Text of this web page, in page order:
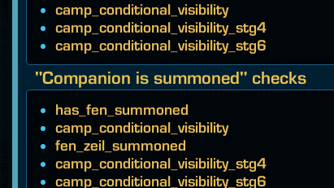
camp_conditional_visibility
camp_conditional_visibility_stg4
camp_conditional_visibility_stg6
"Companion is summoned" checks
has_fen_summoned
camp_conditional_visibility
fen_zeil_summoned
camp_conditional_visibility_stg4
camp_conditional_visibility_stg6